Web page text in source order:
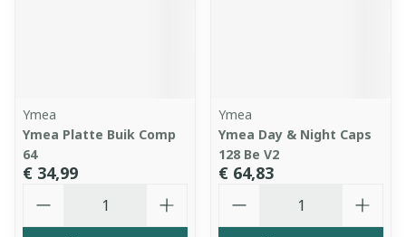
Ymea
Ymea Platte Buik Comp
64
€ 34,99
Ymea
Ymea Day & Night Caps
128 Be V2
€ 64,83